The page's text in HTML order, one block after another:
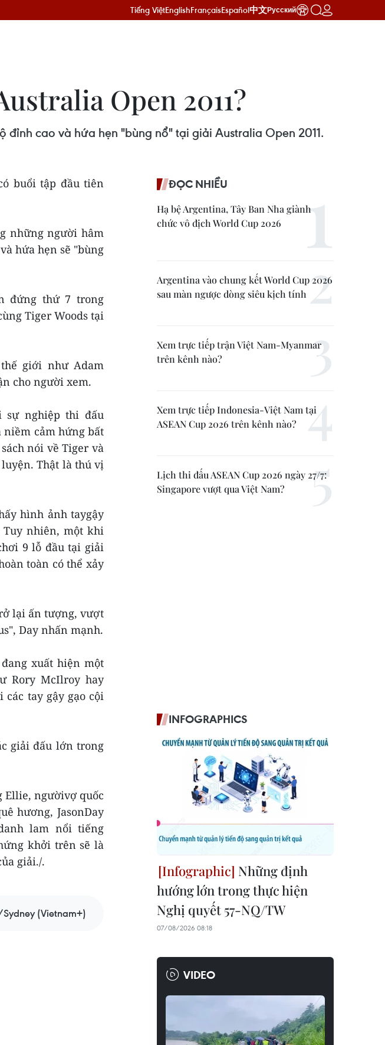
Tiếng ViệtEnglishFrançaisEspañol中文Русский
Open 2011?
cao và hứa hẹn "bùng nổ" tại giải Australia Open 2011.
buổi tập đầu tiên
những người hâm
hứa hẹn sẽ "bùng
đứng thứ 7 trong
Tiger Woods tại
giới như Adam
cho người xem.
sự nghiệp thi đấu
niềm cảm hứng bất
nói về Tiger và
Thật là thú vị
hình ảnh taygậy
nhiên, một khi
9 lỗ đầu tại giải
toàn có thể xảy
lại ấn tượng, vượt
Day nhấn mạnh.
xuất hiện một
Rory McIlroy hay
tay gậy gạo cội
giải đấu lớn trong
Ellie, ngườivợ quốc
hương, JasonDay
lam nổi tiếng
khởi trên sẽ là
giải./.
(Vietnam+)
ĐỌC NHIỀU
Hạ bệ Argentina, Tây Ban Nha giành
chức vô địch World Cup 2026
Argentina vào chung kết World Cup 2026
sau màn ngược dòng siêu kịch tính
Xem trực tiếp trận Việt Nam-Myanmar
trên kênh nào?
Xem trực tiếp Indonesia-Việt Nam tại
ASEAN Cup 2026 trên kênh nào?
Lịch thi đấu ASEAN Cup 2026 ngày 27/7:
Singapore vượt qua Việt Nam?
INFOGRAPHICS
Những định
hướng lớn trong thực hiện
Nghị quyết 57-NQ/TW
07/08/2026 08:18
VIDEO